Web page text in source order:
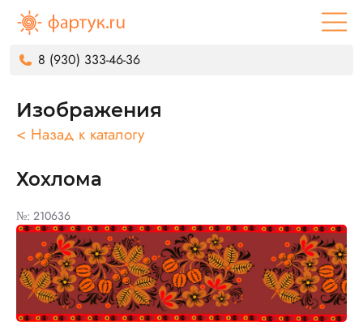
8 (930) 333-46-36
Изображения
< Назад к каталогу
Хохлома
№: 210636